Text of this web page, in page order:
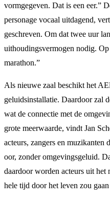
vormgegeven. Dat is een eer.”
personage vocaal uitdagend,
geschreven. Om dat twee uur
uithoudingsvermogen nodig.
marathon.”
Als nieuwe zaal beschikt het
geluidsinstallatie. Daardoor zal
wat de connectie met de
grote meerwaarde, vindt Jan
acteurs, zangers en muzikanten
oor, zonder omgevingsgeluid.
daardoor worden acteurs uit het
hele tijd door het leven zou